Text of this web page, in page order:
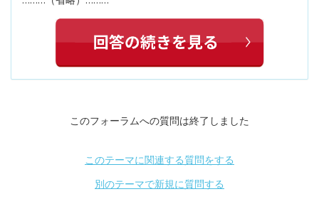
このフォーラムへの質問は終了しました
このテーマに関連する質問をする
別のテーマで新規に質問する